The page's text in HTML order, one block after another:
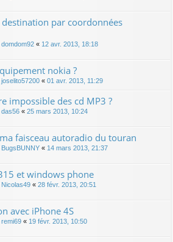
destination par coordonnées
domdom92 « 12 avr. 2013, 18:18
nokia ?
joselito57200 « 01 avr. 2013, 11:29
impossible des cd MP3 ?
das56 « 25 mars 2013, 10:24
faisceau autoradio du touran
BugsBUNNY « 14 mars 2013, 21:37
et windows phone
Nicolas49 « 28 févr. 2013, 20:51
avec iPhone 4S
remi69 « 19 févr. 2013, 10:50